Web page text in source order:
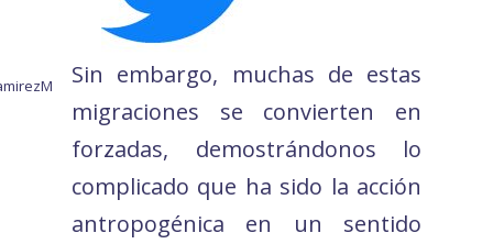
Sin embargo, muchas de estas
migraciones se convierten en
forzadas, demostrándonos lo
complicado que ha sido la acción
antropogénica en un sentido